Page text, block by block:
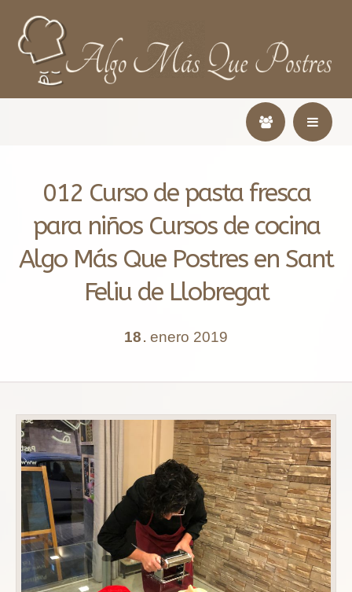
012 Curso de pasta fresca
para niños Cursos de cocina
Algo Más Que Postres en Sant
Feliu de Llobregat
18 . enero 2019